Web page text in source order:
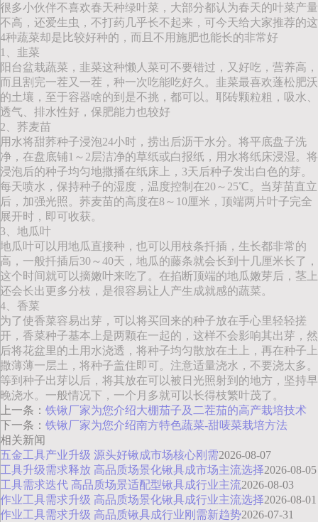
很多小伙伴不喜欢春天种绿叶菜，大部分都认为春天的叶菜产量
不高，还爱生虫，不打药几乎长不起来，可今天给大家推荐的这
4种蔬菜却是比较好种的，而且不用施肥也能长的非常好
1、韭菜
阳台盆栽蔬菜，韭菜这种懒人菜可不要错过，又好吃，营养高，
而且割完一茬又一茬，种一次吃能吃好久。韭菜最喜欢蓬松肥沃
的土壤，至于容器啥的到是不挑，都可以。耶砖颗粒粗，吸水、
透气、排水性好，保肥能力也较好
2、荞麦苗
用水将甜荞种子浸泡24小时，捞出后沥干水分。将平底盘子洗
净，在盘底铺1～2层洁净的草纸或白报纸，用水将纸床浸湿。将
浸泡后的种子均匀地撒播在纸床上，3天后种子发出白色的芽。
每天喷水，保持种子的湿度，温度控制在20～25℃。当芽苗直立
后，加强光照。荞麦苗的高度在8～10厘米，顶端两片叶子完全
展开时，即可收获。
3、地瓜叶
地瓜叶可以用地瓜直接种，也可以用枝条扦插，生长都非常的
高，一般扦插后30～40天，地瓜的藤条就会长到十几厘米长了，
这个时间就可以摘嫩叶来吃了。在掐断顶端的地瓜嫩芽后，茎上
还会长出更多分枝，是很容易让人产生成就感的蔬菜。
4、香菜
为了使香菜容易出芽，可以将买回来的种子放在手心里轻轻搓
开，香菜种子基本上是两颗在一起的，这样不会影响其出芽，然
后将花盆里的土用水浇透，将种子均匀散放在土上，再在种子上
撒薄薄一层土，将种子盖住即可。注意适量浇水，不要浇太多。
等到种子出芽以后，将其放在可以被日光照射到的地方，坚持早
晚浇水。一般情况下，一个月多就可以长得枝繁叶茂了。
上一条： 铁锹厂家为您介绍大棚茄子及二茬茄的高产栽培技术
下一条： 铁锹厂家为您介绍南方特色蔬菜-甜唛菜栽培方法
相关新闻
五金工具产业升级 源头好锹成市场核心刚需2026-08-07
工具升级需求释放 高品质场景化锹具成市场主流选择2026-08-05
工具需求迭代 高品质场景适配型锹具成行业主流2026-08-03
作业工具需求升级 高品质场景化锹具成行业主流选择2026-08-01
作业工具需求升级 高品质锹具成行业刚需新趋势2026-07-31